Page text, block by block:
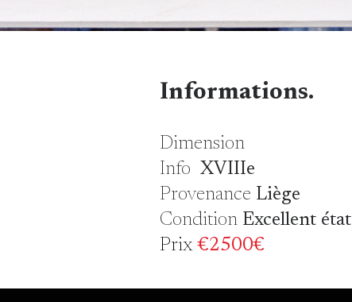
Informations.
Dimension
Info XVIIIe
Provenance Liège
Condition Excellent état
Prix€2500€